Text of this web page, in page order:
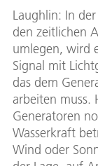
Laughlin: In
den zeitlichen
umlegen, wird
Signal mit
das dem
arbeiten muss.
Generatoren
Wasserkraft
Wind oder